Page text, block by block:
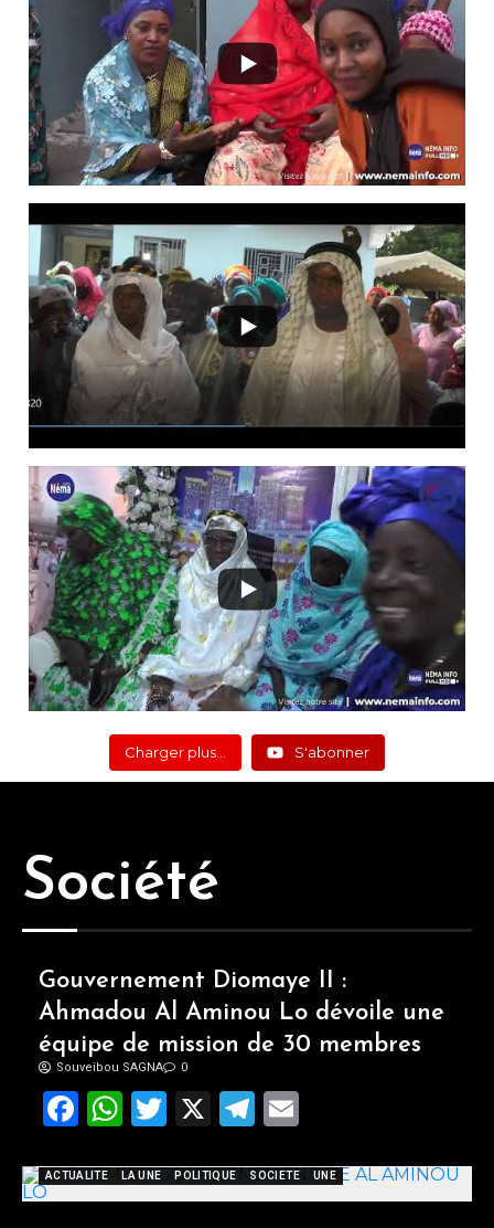
Charger plus… S'abonner
Société
ACTUALITE LA UNE POLITIQUE SOCIETE UNE
Gouvernement Diomaye II :
Ahmadou Al Aminou Lo dévoile une
équipe de mission de 30 membres
Souveibou SAGNA 0
Facebook
WhatsApp
Twitter
X Telegram